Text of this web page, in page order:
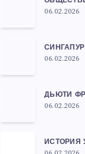
06.02.2026
06.02.2026
ДЬЮТИ
06.02.2026
ИСТОРИЯ